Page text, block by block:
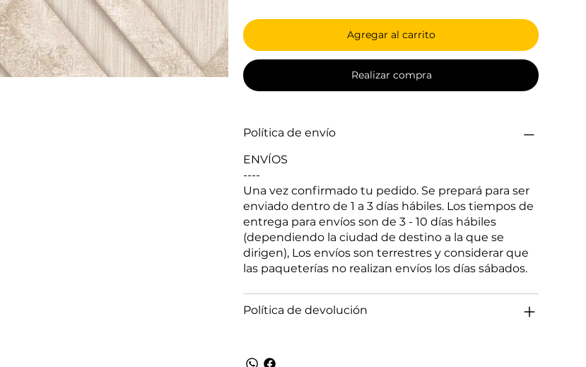
Agregar al carrito
Realizar compra
Política de envío
ENVÍOS
----
Una vez confirmado tu pedido. Se prepará para ser
enviado dentro de 1 a 3 días hábiles. Los tiempos de
entrega para envíos son de 3 - 10 días hábiles
(dependiendo la ciudad de destino a la que se
dirigen), Los envíos son terrestres y considerar que
las paqueterías no realizan envíos los días sábados.
Política de devolución